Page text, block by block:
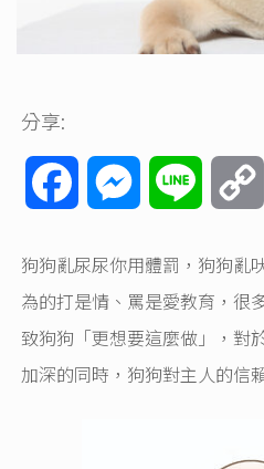
分享:
FacebookMessenger
Line
狗狗亂尿尿你用體罰，狗狗亂
為的打是情、罵是愛教育，很
致狗狗「更想要這麼做」，對
加深的同時，狗狗對主人的信